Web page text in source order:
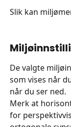
Slik kan
De valgte
som vises når
når du ser ned.
Merk at
for